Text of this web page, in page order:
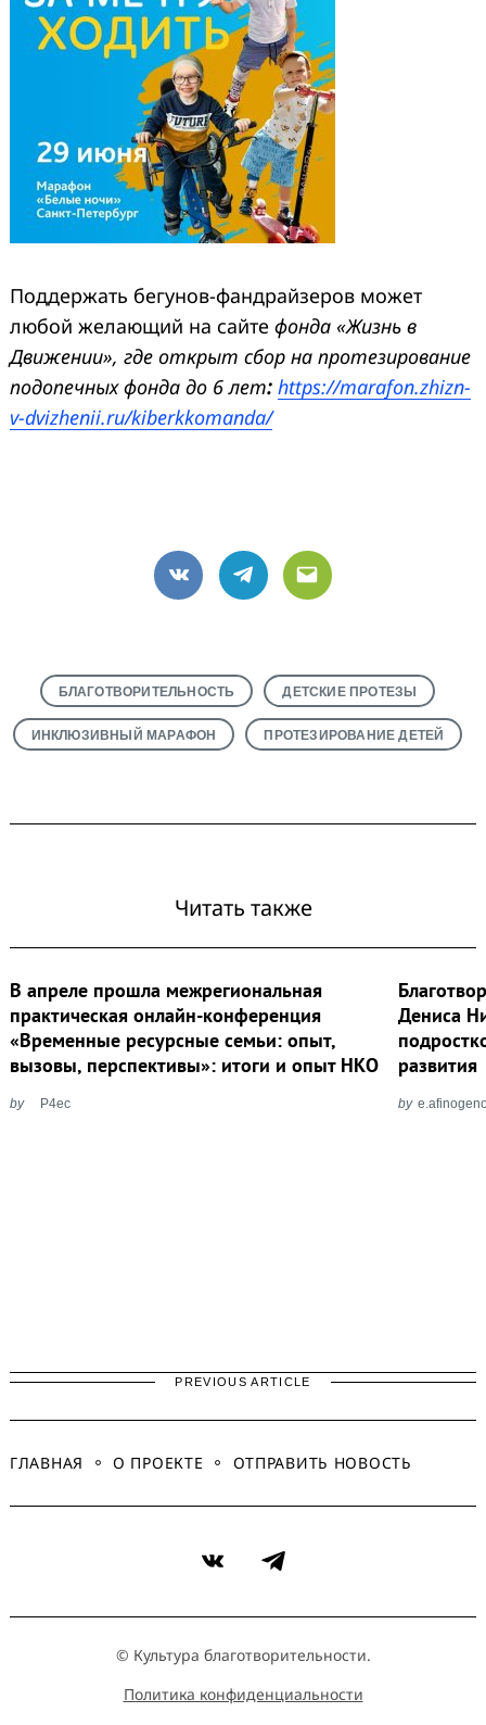
Поддержать бегунов-фандрайзеров может
любой желающий на сайте фонда «Жизнь в
Движении», где открыт сбор на протезирование
подопечных фонда до 6 лет: https://marafon.zhizn-
v-dvizhenii.ru/kiberkkomanda/
VK Telegram
Email
БЛАГОТВОРИТЕЛЬНОСТЬ ДЕТСКИЕ ПРОТЕЗЫ
ИНКЛЮЗИВНЫЙ МАРАФОН ПРОТЕЗИРОВАНИЕ ДЕТЕЙ
Читать также
В апреле прошла межрегиональная
практическая онлайн-конференция
«Временные ресурсные семьи: опыт,
вызовы, перспективы»: итоги и опыт НКО
by P4ec
Дениса
развития
by
PREVIOUS ARTICLE
ГЛАВНАЯ О ПРОЕКТЕ ОТПРАВИТЬ НОВОСТЬ
VK Telegram
© Культура благотворительности.
Политика конфиденциальности